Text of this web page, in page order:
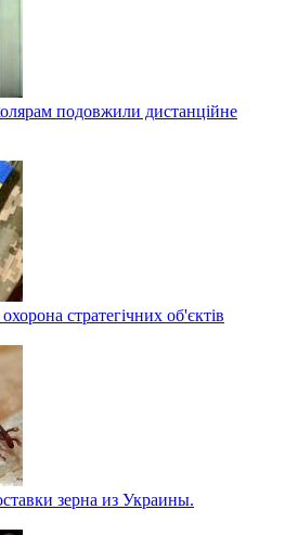
подовжили дистанційне
стратегічних об'єктів
зерна из Украины.